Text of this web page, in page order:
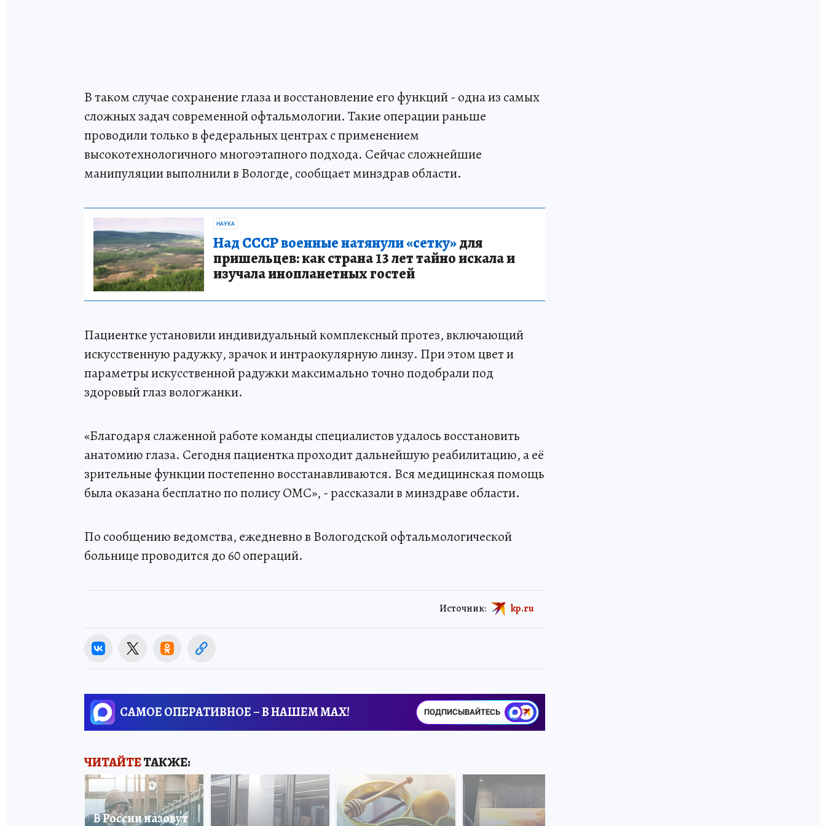
В таком случае сохранение глаза и восстановление его функций - одна из самых
сложных задач современной офтальмологии. Такие операции раньше
проводили только в федеральных центрах с применением
высокотехнологичного многоэтапного подхода. Сейчас сложнейшие
манипуляции выполнили в Вологде, сообщает минздрав области.
НАУКА
Над СССР военные натянули «сетку»для
пришельцев: как страна 13 лет тайно искала и
изучала инопланетных гостей
Пациентке установили индивидуальный комплексный протез, включающий
искусственную радужку, зрачок и интраокулярную линзу. При этом цвет и
параметры искусственной радужки максимально точно подобрали под
здоровый глаз вологжанки.
«Благодаря слаженной работе команды специалистов удалось восстановить
анатомию глаза. Сегодня пациентка проходит дальнейшую реабилитацию, а её
зрительные функции постепенно восстанавливаются. Вся медицинская помощь
была оказана бесплатно по полису ОМС», - рассказали в минздраве области.
По сообщению ведомства, ежедневно в Вологодской офтальмологической
больнице проводится до 60 операций.
Источник: kp.ru
САМОЕ ОПЕРАТИВНОЕ – В НАШЕМ MAX! ПОДПИСЫВАЙТЕСЬ
ЧИТАЙТЕТАКЖЕ:
В России назовут